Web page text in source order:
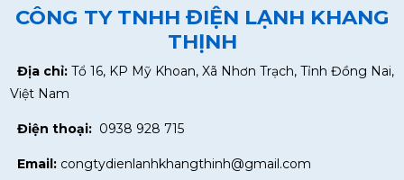
CÔNG TY TNHH ĐIỆN LẠNH KHANG
THỊNH
Địa chỉ:Tổ 16, KP Mỹ Khoan, Xã Nhơn Trạch, Tỉnh Đồng Nai,
Việt Nam
Điện thoại:0938 928 715
Email:congtydienlanhkhangthinh@gmail.com